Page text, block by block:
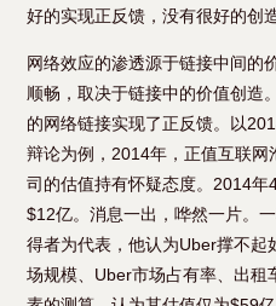
好的实现正反馈，没有很好的创
网络效应的渗透源于链接中间的
顺畅，取决于链接中的价值创造
的网络链接实现了正反馈。以
辩论为例，2014年，正值互联
司的估值持有怀疑态度。2014
$12亿。消息一出，哗然一片。
得者为代表，他认为Uber撑不起
场规模、Uber市场占有率、出租